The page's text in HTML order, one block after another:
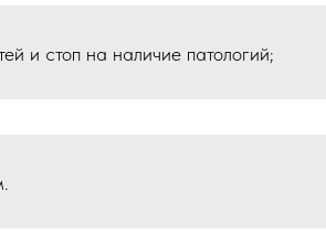
и стоп на наличие патологий;